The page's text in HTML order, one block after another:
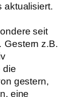
aktualisiert.
seit
z.B.
die
gestern,
eine